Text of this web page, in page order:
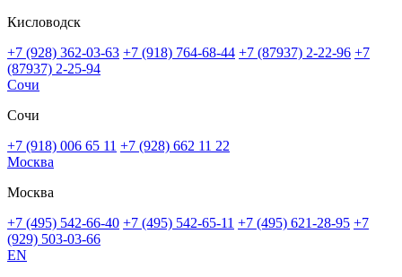
Кисловодск
+7 (928) 362-03-63 +7 (918) 764-68-44 +7 (87937) 2-22-96 +7
(87937) 2-25-94
Сочи
Сочи
+7 (918) 006 65 11 +7 (928) 662 11 22
Москва
Москва
+7 (495) 542-66-40 +7 (495) 542-65-11 +7 (495) 621-28-95 +7
(929) 503-03-66
EN